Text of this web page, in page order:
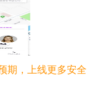
期，上线更多安全